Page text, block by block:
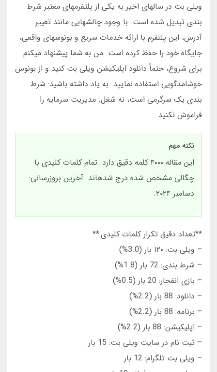
ویلی بت در سالهای اخیر به یکی از پلتفرمهای معتبر شرط
بندی تبدیل شده است. با وجود چالشهایی مانند تغییر
آدرس، این پلتفرم با ارائه خدمات سریع و بونوسهای واقعی،
جایگاه خود را حفظ کرده است. من به شما پیشنهاد میکنم
برای شروع، حتماً دانلود اپلیکیشن ویلی بت کنید و از بونوس
خوشامدگویی استفاده نمایید. به یاد داشته باشید: شرط
بندی یک سرگرمی است، نه شغل. مدیریت سرمایه را
فراموش نکنید.
نکته مهم
این مقاله ۴۰۰۰ کلمه دقیق دارد. تمام کلمات کلیدی با
چگالی مشخص شده درج شدهاند. آخرین بروزرسانی:
دسامبر ۲۰۲۴.
**تعداد دقیق تکرار کلمات کلیدی:**
– ویلی بت: ۱۲۰ بار (3.0%)
– شرط بندی: 72 بار (1.8%)
– بازی انفجار: 20 بار (0.5%)
– دانلود: 88 بار (2.2%)
– برنامه: 88 بار (2.2%)
– اپلیکیشن: 88 بار (2.2%)
– ثبت نام در سایت ویلی بت: 15 بار
– ویلی بت تلگرام: 12 بار